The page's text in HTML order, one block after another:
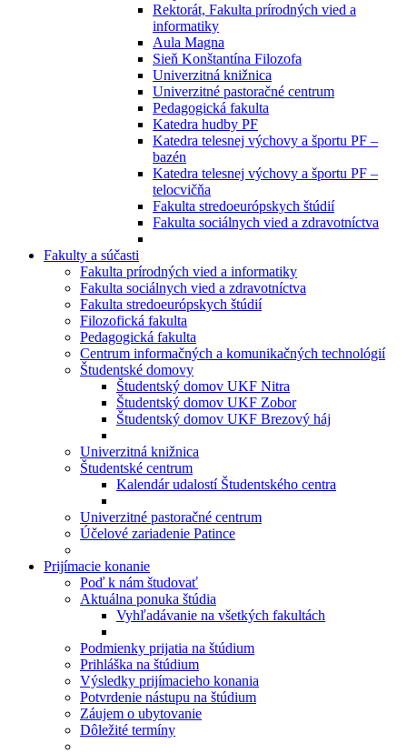
Rektorát, Fakulta prírodných vied a
informatiky
Aula Magna
Sieň Konštantína Filozofa
Univerzitná knižnica
Univerzitné pastoračné centrum
Pedagogická fakulta
Katedra hudby PF
Katedra telesnej výchovy a športu PF –
bazén
Katedra telesnej výchovy a športu PF –
telocvičňa
Fakulta stredoeurópskych štúdií
Fakulta sociálnych vied a zdravotníctva
Fakulty a súčasti
Fakulta prírodných vied a informatiky
Fakulta sociálnych vied a zdravotníctva
Fakulta stredoeurópskych štúdií
Filozofická fakulta
Pedagogická fakulta
Centrum informačných a komunikačných technológií
Študentské domovy
Študentský domov UKF Nitra
Študentský domov UKF Zobor
Študentský domov UKF Brezový háj
Univerzitná knižnica
Študentské centrum
Kalendár udalostí Študentského centra
Univerzitné pastoračné centrum
Účelové zariadenie Patince
Prijímacie konanie
Poď k nám študovať
Aktuálna ponuka štúdia
Vyhľadávanie na všetkých fakultách
Podmienky prijatia na štúdium
Prihláška na štúdium
Výsledky prijímacieho konania
Potvrdenie nástupu na štúdium
Záujem o ubytovanie
Dôležité termíny